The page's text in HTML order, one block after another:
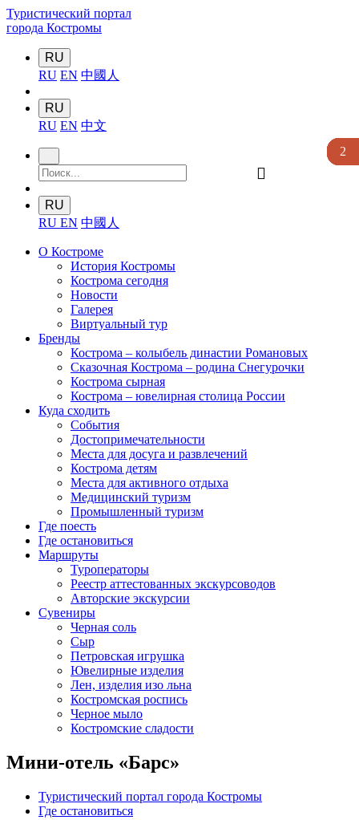
Туристический портал
города Костромы
RU
RU EN 中國人
RU
RU EN 中文
󰍉
RU
RU EN 中國人
О Костроме
История Костромы
Кострома сегодня
Новости
Галерея
Виртуальный тур
Бренды
Кострома – колыбель династии Романовых
Сказочная Кострома – родина Снегурочки
Кострома сырная
Кострома – ювелирная столица России
Куда сходить
События
Достопримечательности
Места для досуга и развлечений
Кострома детям
Места для активного отдыха
Медицинский туризм
Промышленный туризм
Где поесть
Где остановиться
Маршруты
Туроператоры
Реестр аттестованных экскурсоводов
Авторские экскурсии
Сувениры
Черная соль
Сыр
Петровская игрушка
Ювелирные изделия
Лен, изделия изо льна
Костромская роспись
Черное мыло
Костромские сладости
Мини-отель «Барс»
Туристический портал города Костромы
Где остановиться
3
3
3
3
2